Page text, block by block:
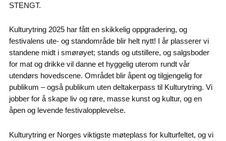
STENGT.
Kulturytring 2025 har fått en skikkelig oppgradering, og
festivalens ute- og standområde blir helt nytt! I år plasserer vi
standene midt i smørøyet; stands og utstillere, og salgsboder
for mat og drikke vil danne et hyggelig uterom rundt vår
utendørs hovedscene. Området blir åpent og tilgjengelig for
publikum – også publikum uten deltakerpass til Kulturytring. Vi
jobber for å skape liv og røre, masse kunst og kultur, og en
åpen og levende festivalopplevelse.
Kulturytring er Norges viktigste møteplass for kulturfeltet, og vi